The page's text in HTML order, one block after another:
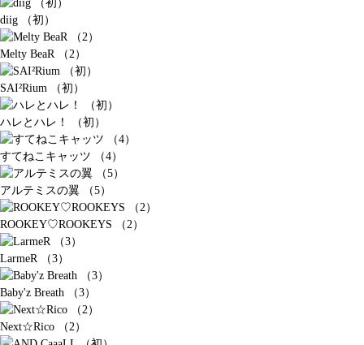
diig （初）
Melty BeaR （2）
SAI²Rium （初）
ハレとハレ！ （初）
すてねこキャッツ （4）
アルテミスの翼 （5）
ROOKEY♡ROOKEYS （2）
LarmeR （3）
Baby'z Breath （3）
Next☆Rico （2）